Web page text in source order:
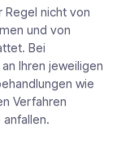
Regel nicht von
und von
Bei
Ihren jeweiligen
wie
Verfahren